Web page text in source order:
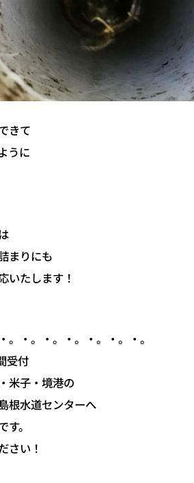
きて
うに
まりにも
いたします！
。・。・。・。・。・。・。
受付
米子・境港の
根水道センターへ
。
さい！